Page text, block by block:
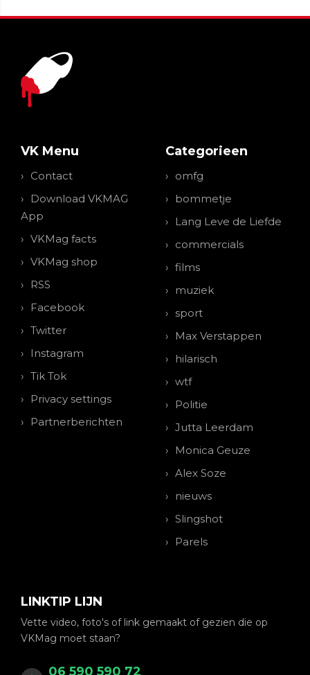
VK Menu
Contact
Download VKMAG
App
VKMag facts
VKMag shop
RSS
Facebook
Twitter
Instagram
Tik Tok
Privacy settings
Partnerberichten
Categorieen
omfg
bommetje
Lang Leve de Liefde
commercials
films
muziek
sport
Max Verstappen
hilarisch
wtf
Politie
Jutta Leerdam
Monica Geuze
Alex Soze
nieuws
Slingshot
Parels
LINKTIP LIJN
Vette video, foto's of link gemaakt of gezien die op
VKMag moet staan?
06 590 590 72